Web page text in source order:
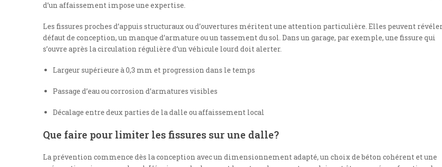
d’un affaissement impose une expertise.
Les fissures proches d’appuis structuraux ou d’ouvertures méritent une attention particulière. Elles peuvent
défaut de conception, un manque d’armature ou un tassement du sol. Dans un garage, par exemple, une fissure qui
s’ouvre après la circulation régulière d’un véhicule lourd doit alerter.
Largeur supérieure à 0,3 mm et progression dans le temps
Passage d’eau ou corrosion d’armatures visibles
Décalage entre deux parties de la dalle ou affaissement local
Que faire pour limiter les fissures sur une dalle?
La prévention commence dès la conception avec un dimensionnement adapté, un choix de béton cohérent et une